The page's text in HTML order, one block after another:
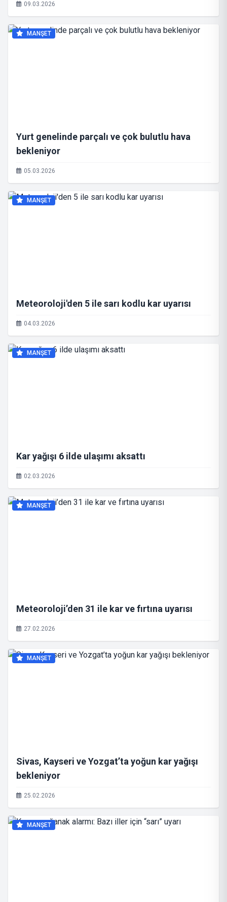
09.03.2026
MANŞET
Yurt genelinde parçalı ve çok bulutlu hava
bekleniyor
05.03.2026
MANŞET
Meteoroloji'den 5 ile sarı kodlu kar uyarısı
04.03.2026
MANŞET
Kar yağışı 6 ilde ulaşımı aksattı
02.03.2026
MANŞET
Meteoroloji’den 31 ile kar ve fırtına uyarısı
27.02.2026
MANŞET
Sivas, Kayseri ve Yozgat’ta yoğun kar yağışı
bekleniyor
25.02.2026
MANŞET